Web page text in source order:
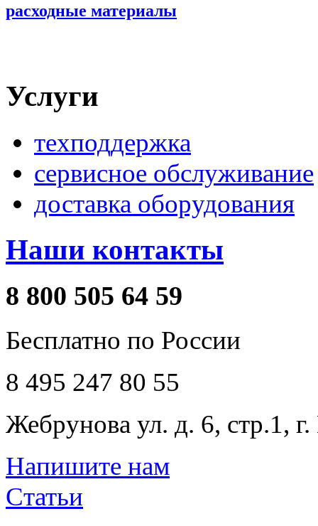
расходные материалы
Услуги
техподдержка
сервисное обслуживание
доставка оборудования
Наши контакты
8 800 505 64 59
Бесплатно по России
8 495 247 80 55
Жебрунова ул. д. 6, стр.1,
Напишите нам
Статьи